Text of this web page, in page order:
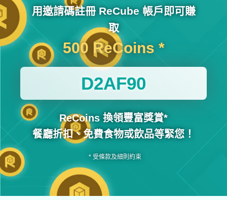
用邀請碼註冊 ReCube 帳戶即可賺
取
500 ReCoins *
D2AF90
ReCoins 換領豐富獎賞*
餐廳折扣、免費食物或飲品等緊您！
* 受條款及細則約束